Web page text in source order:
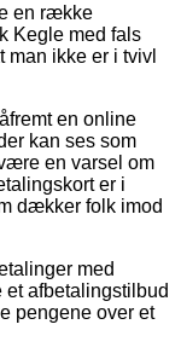
en række
Kegle med fals
man ikke er i tvivl
en online
kan ses som
en varsel om
er i
dækker folk imod
med
et afbetalingstilbud
pengene over et